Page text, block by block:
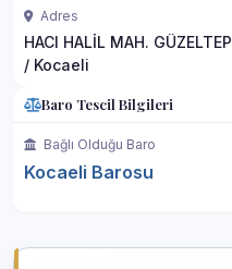
Adres
HACI HALİL MAH.
/ Kocaeli
Baro Tescil Bilgileri
Bağlı Olduğu Baro
Kocaeli Barosu